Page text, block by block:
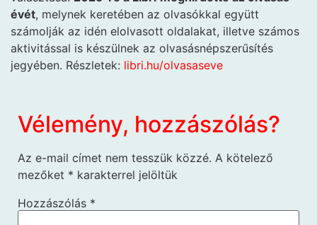
évét, melynek keretében az olvasókkal együtt
számolják az idén elolvasott oldalakat, illetve számos
aktivitással is készülnek az olvasásnépszerűsítés
jegyében. Részletek: libri.hu/olvasaseve
Vélemény, hozzászólás?
Az e-mail címet nem tesszük közzé. A kötelező
mezőket * karakterrel jelöltük
Hozzászólás *